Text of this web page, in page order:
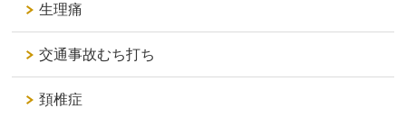
生理痛
交通事故むち打ち
頚椎症